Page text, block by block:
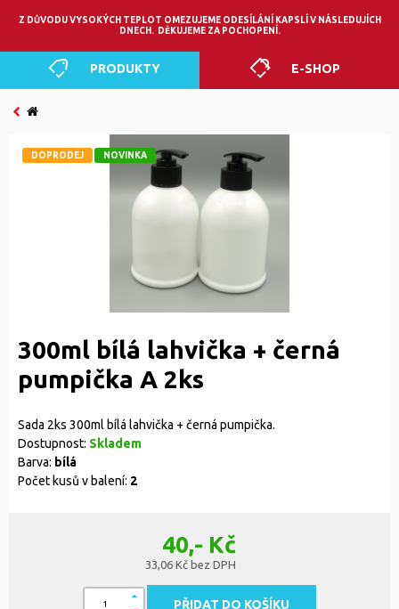
Z DŮVODU VYSOKÝCH TEPLOT OMEZUJEME ODESÍLÁNÍ KAPSLÍ V NÁSLEDUJÍCH
DNECH. DĚKUJEME ZA POCHOPENÍ.
0
PRODUKTY E-SHOP
DOPRODEJ NOVINKA
300ml bílá lahvička + černá
pumpička A 2ks
Sada 2ks 300ml bílá lahvička + černá pumpička.
Dostupnost: Skladem
Barva: bílá
Počet kusů v balení: 2
40,- Kč
33,06 Kč bez DPH
PŘIDAT DO KOŠÍKU